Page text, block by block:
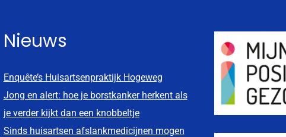
Nieuws
Enquête’s Huisartsenpraktijk Hogeweg
Jong en alert: hoe je borstkanker herkent als
je verder kijkt dan een knobbeltje
Sinds huisartsen afslankmedicijnen mogen